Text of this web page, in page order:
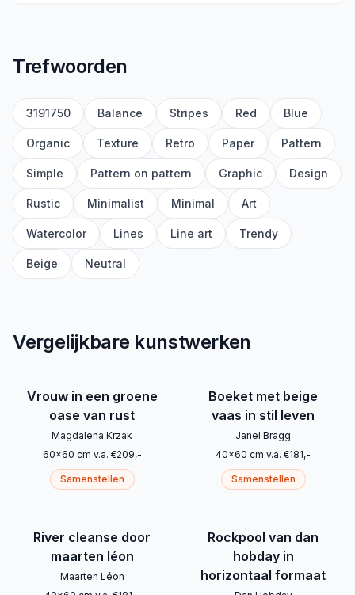
Trefwoorden
3191750 Balance Stripes Red Blue
Organic Texture Retro Paper Pattern
Simple Pattern on pattern Graphic Design
Rustic Minimalist Minimal Art
Watercolor Lines Line art Trendy
Beige Neutral
Vergelijkbare kunstwerken
Vrouw in een groene
oase van rust
Magdalena Krzak
60x60 cm v.a. €209,-
Samenstellen
Boeket met beige
vaas in stil leven
Janel Bragg
40x60 cm v.a. €181,-
Samenstellen
River cleanse door
maarten léon
Maarten Léon
Rockpool van dan
hobday in
horizontaal formaat